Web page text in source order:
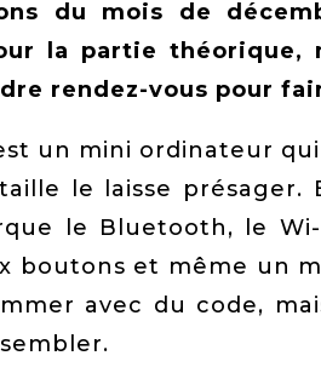
du mois de
la partie théorique,
rendez-vous pour
un mini ordinateur
le laisse présager.
le Bluetooth, le Wi-
boutons et même un
avec du code,